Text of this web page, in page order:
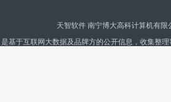
天智软件 南宁博大高科计算机有
基于互联网大数据及品牌方的公开信息，收集整